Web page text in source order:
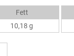
Fett
10,18 g